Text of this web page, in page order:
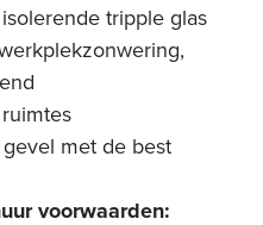
tripple glas
met de best
voorwaarden: